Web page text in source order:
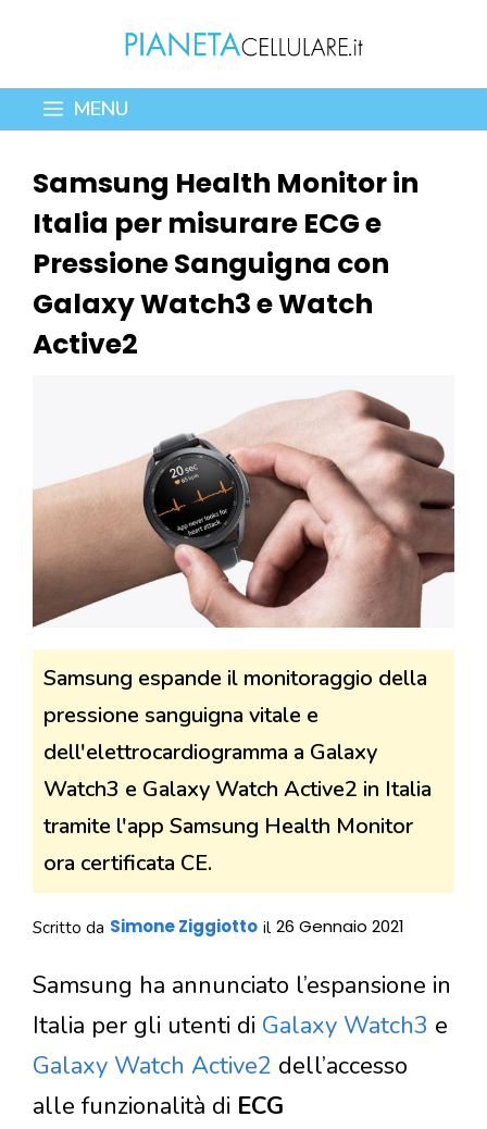
contenuto
MENU
Samsung Health Monitor in
Italia per misurare ECG e
Pressione Sanguigna con
Galaxy Watch3 e Watch
Active2
Samsung espande il monitoraggio della
pressione sanguigna vitale e
dell'elettrocardiogramma a Galaxy
Watch3 e Galaxy Watch Active2 in Italia
tramite l'app Samsung Health Monitor
ora certificata CE.
Scritto da Simone Ziggiotto il 26 Gennaio 2021
Samsung ha annunciato l’espansione in
Italia per gli utenti di Galaxy Watch3 e
Galaxy Watch Active2 dell’accesso
alle funzionalità di ECG